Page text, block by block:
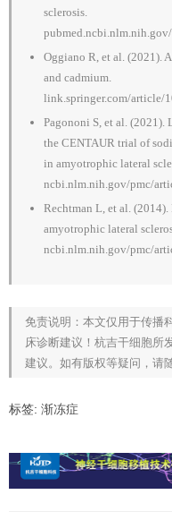
sclerosis.
Oggiano R, et al. (2021).
and cadmium.
link.springer.com/article/
Pagononi S, et al. (2021).
the CENTAUR trial of
in amyotrophic lateral
ncbi.nlm.nih.gov/pmc/
Rechtman L, et al.
amyotrophic lateral
ncbi.nlm.nih.gov/pmc/
免责说明：本文仅用于传播
床诊断建议！杭吉干细胞所
建议。如有版权等疑问，请
标签: 渐冻症